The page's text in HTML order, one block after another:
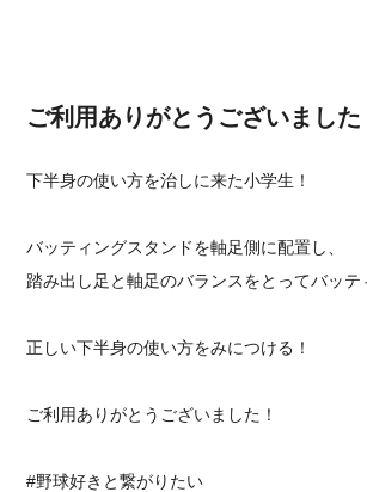
ご利用ありがとうございました
下半身の使い方を治しに来た小学生！
バッティングスタンドを軸足側に配置し、
踏み出し足と軸足のバランスをとってバッテ
正しい下半身の使い方をみにつける！
ご利用ありがとうございました！
#野球好きと繋がりたい